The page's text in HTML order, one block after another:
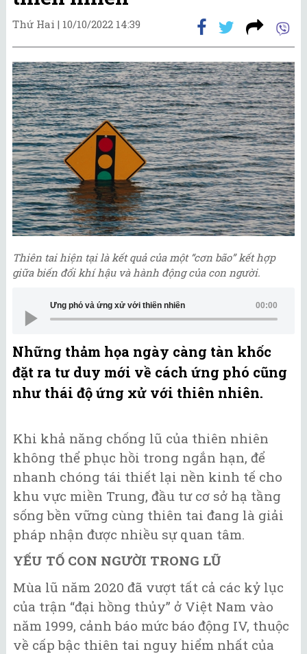
Thứ Hai | 10/10/2022 14:39
Thiên tai hiện tại là kết quả của một “cơn bão” kết hợp
giữa biến đổi khí hậu và hành động của con người.
00:00
Ứng phó và ứng xử với thiên nhiên
Những thảm họa ngày càng tàn khốc
đặt ra tư duy mới về cách ứng phó cũng
như thái độ ứng xử với thiên nhiên.
Khi khả năng chống lũ của thiên nhiên
không thể phục hồi trong ngắn hạn, để
nhanh chóng tái thiết lại nền kinh tế cho
khu vực miền Trung, đầu tư cơ sở hạ tầng
sống bền vững cùng thiên tai đang là giải
pháp nhận được nhiều sự quan tâm.
YẾU TỐ CON NGƯỜI TRONG LŨ
Mùa lũ năm 2020 đã vượt tất cả các kỷ lục
của trận “đại hồng thủy” ở Việt Nam vào
năm 1999, cảnh báo mức báo động IV, thuộc
về cấp bậc thiên tai nguy hiểm nhất của